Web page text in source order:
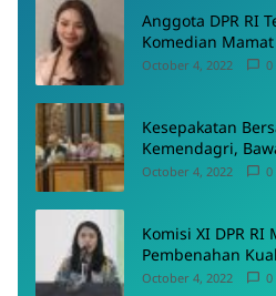
Anggota DPR RI
October 4, 2022 0
Kesepakatan
Kemendagri,
Menyepakati
October 4, 2022 0
Komisi XI DPR RI
Pembenahan
October 4, 2022 0